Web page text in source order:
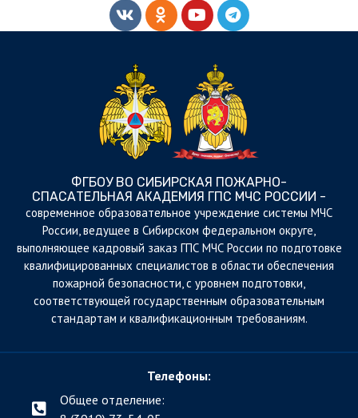
ФГБОУ ВО СИБИРСКАЯ ПОЖАРНО-
СПАСАТЕЛЬНАЯ АКАДЕМИЯ ГПС МЧС РОССИИ -
cовременное образовательное учреждение системы МЧС
России, ведущее в Сибирском федеральном округе,
выполняющее кадровый заказ ГПС МЧС России по подготовке
квалифицированных специалистов в области обеспечения
пожарной безопасности, с уровнем подготовки,
соответствующей государственным образовательным
стандартам и квалификационным требованиям.
Телефоны:
Общее отделение: